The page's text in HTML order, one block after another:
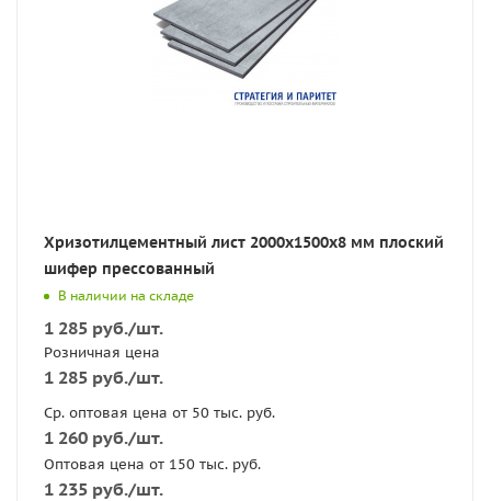
Хризотилцементный лист 2000х1500х8 мм плоский
шифер прессованный
В наличии на складе
1 285 руб./шт.
Розничная цена
1 285 руб./шт.
Ср. оптовая цена от 50 тыс. руб.
1 260 руб./шт.
Оптовая цена от 150 тыс. руб.
1 235 руб./шт.